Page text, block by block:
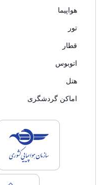
هواپیما
تور
قطار
اتوبوس
هتل
اماکن گردشگری